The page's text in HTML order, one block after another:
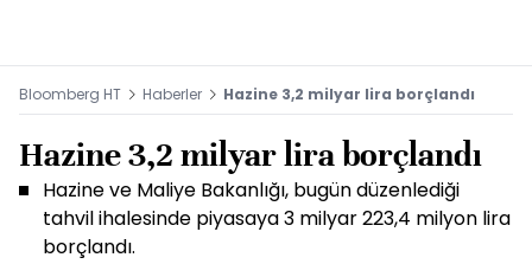
Bloomberg HT Haberler Hazine 3,2 milyar lira borçlandı
Hazine 3,2 milyar lira borçlandı
Hazine ve Maliye Bakanlığı, bugün düzenlediği
tahvil ihalesinde piyasaya 3 milyar 223,4 milyon lira
borçlandı.